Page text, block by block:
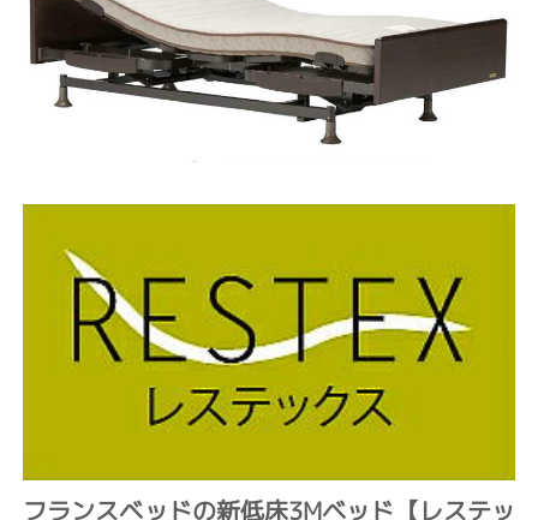
フランスベッドの新低床3Mベッド【レステッ